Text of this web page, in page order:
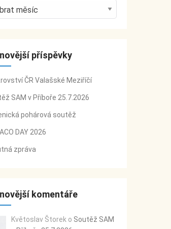
příspěvky
ČR Valašské Meziříčí
SAM v Příboře 25.7.2026
pohárová soutěž
DAY 2026
zpráva
komentáře
Květoslav Štorek o Soutěž SAM